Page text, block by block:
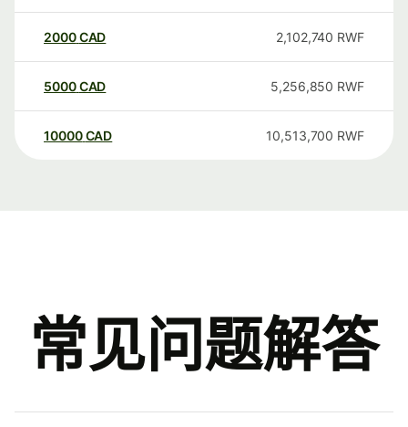
2000CAD 2,102,740 RWF
5000CAD 5,256,850 RWF
10000 CAD 10,513,700 RWF
常见问题解答